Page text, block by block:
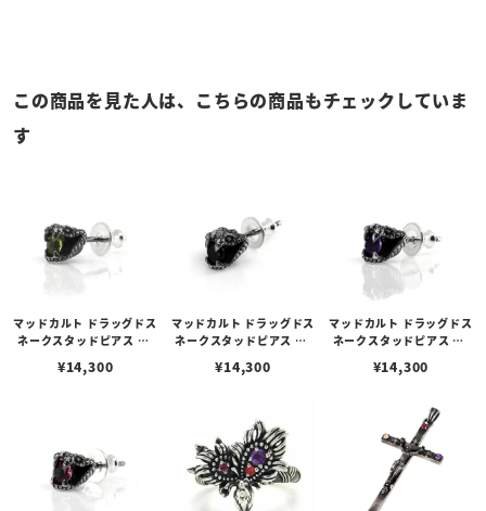
この商品を見た人は、こちらの商品もチェックしていま
す
マッドカルト ドラッグドス
ネークスタッドピアス w/
¥14,300
マッドカルト ドラッグドス
ネークスタッドピアス w/
¥14,300
マッドカルト ドラッグドス
ネークスタッドピアス w/
¥14,300